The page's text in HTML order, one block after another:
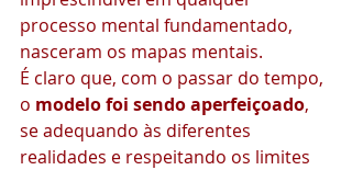
processo mental fundamentado,
nasceram os mapas mentais.
É claro que, com o passar do tempo,
o modelo foi sendo aperfeiçoado,
se adequando às diferentes
realidades e respeitando os limites